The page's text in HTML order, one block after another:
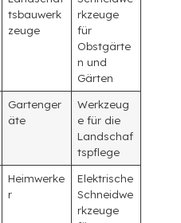
tsbauwerk
zeuge
rkzeuge
für
Obstgärte
n und
Gärten
Gartenger
äte
Werkzeug
e für die
Landschaf
tspflege
Heimwerke
r
Elektrische
Schneidwe
rkzeuge